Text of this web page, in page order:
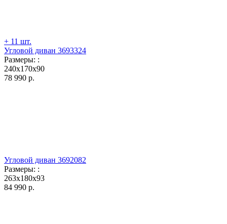
+ 11 шт.
Угловой диван 3693324
Размеры: :
240x170x90
78 990 р.
Угловой диван 3692082
Размеры: :
263x180x93
84 990 р.